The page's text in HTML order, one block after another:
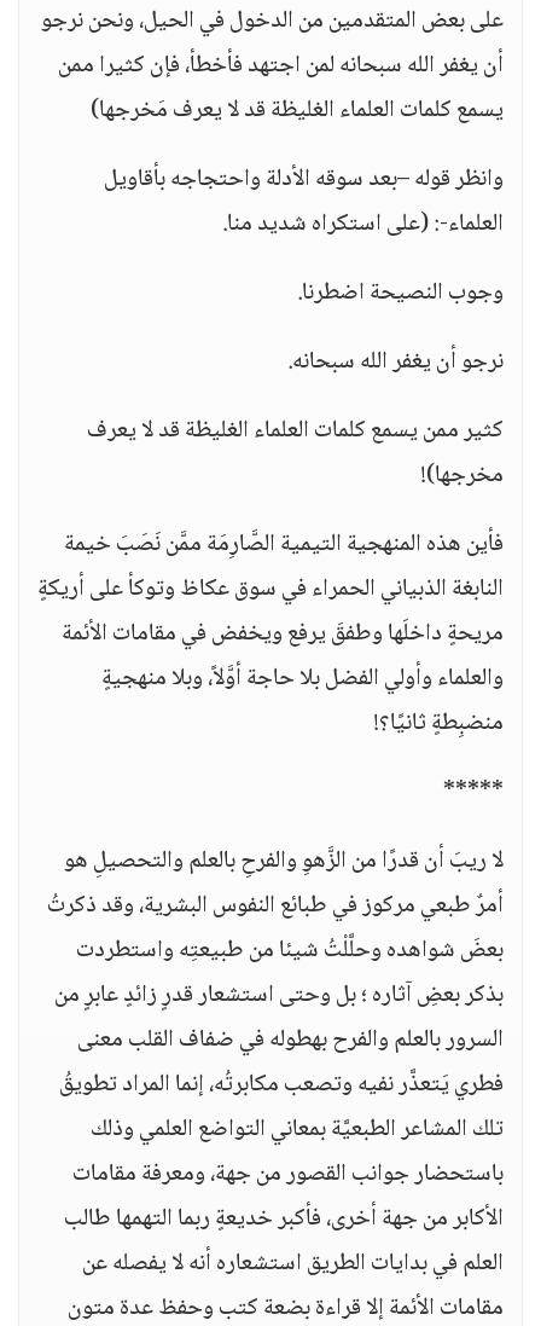
على بعض المتقدمين من الدخول في الحيل، ونحن نرجو
أن يغفر الله سبحانه لمن اجتهد فأخطأ، فإن كثيرا ممن
يسمع كلمات العلماء الغليظة قد لا يعرف مَخرجها)
وانظر قوله –بعد سوقه الأدلة واحتجاجه بأقاويل
العلماء-: (على استكراه شديد منا.
وجوب النصيحة اضطرنا.
نرجو أن يغفر الله سبحانه.
كثير ممن يسمع كلمات العلماء الغليظة قد لا يعرف
مخرجها)!
فأين هذه المنهجية التيمية الصَّارِمَة ممَّن نَصَبَ خيمة
النابغة الذبياني الحمراء في سوق عكاظ وتوكأ على أريكةٍ
مريحةٍ داخلَها وطفقَ يرفع ويخفض في مقامات الأئمة
والعلماء وأولي الفضل بلا حاجة أوَّلاً، وبلا منهجيةٍ
منضبِطةٍ ثانيًا؟!
*****
لا ريبَ أن قدرًا من الزَّهوِ والفرحِ بالعلم والتحصيلِ هو
أمرٌ طبعي مركوز في طبائع النفوس البشرية، وقد ذكرتُ
بعضَ شواهده وحلَّلْتُ شيئا من طبيعتِه واستطردت
بذكر بعضِ آثاره ؛ بل وحتى استشعار قدرٍ زائدٍ عابرٍ من
السرور بالعلم والفرح بهطوله في ضفاف القلب معنى
فطري يَتعذَّر نفيه وتصعب مكابرتُه، إنما المراد تطويقُ
تلك المشاعر الطبعيَّة بمعاني التواضع العلمي وذلك
باستحضار جوانب القصور من جهة، ومعرفة مقامات
الأكابر من جهة أخرى، فأكبر خديعةٍ ربما التهمها طالب
العلم في بدايات الطريق استشعاره أنه لا يفصله عن
مقامات الأئمة إلا قراءة بضعة كتب وحفظ عدة متون